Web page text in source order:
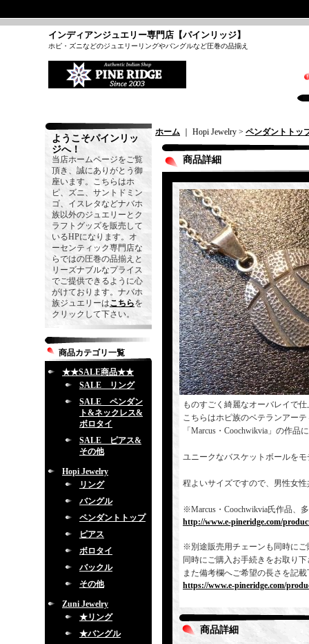
インディアンジュエリー専門店【パインリッジ】
ホピ・ズニなどのジュエリーリングやバングルなど圧巻の品揃え
ようこそパインリッ
ジへ！
当店ホームページをご覧
頂き、誠にありがとう御
座います。こちらはホ
ピ、ズニ、サントドミン
ゴ、イスレタなどナバホ
族以外のジュエリーとク
ラフトグッズを販売して
いるHPになります。オ
ーセンティック専門店な
らではの圧巻の品揃えと
リーズナブルなプライス
でご提供できるように心
がけております。ナバホ
族ジュエリーはこちらを
クリックして下さい。
商品カテゴリ一覧
★★SALE商品★★
SALE リング
SALE ペンダン
ト&ネックレス&
ボロタイ
SALE ピアス&
その他
Hopi Jewelry
リング
バングル
ペンダントトップ
ピアス
ボロタイ
バックル
その他
Zuni Jewelry
★リング
★バングル
ホーム ｜ Hopi Jewelry > ペンダントトッ
商品詳細
ものすごく綺麗なオーバレイで
こちらはホピ族のベテランアー
「Marcus・Coochwikvia」の作品
ユニークなバスケットボールを
程よいサイズですので、男性女
※Marcus・Coochwikvia氏作品、
http://www.e-pineridge.com/
※別途販売用チェーンも同時に
同時にご購入お手続きをお取り
また備考欄へご希望の長さを記
https://www.e-pineridge.com/
商品詳細